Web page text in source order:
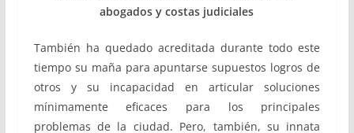
abogados y costas judiciales
También ha quedado acreditada durante todo este
tiempo su maña para apuntarse supuestos logros de
otros y su incapacidad en articular soluciones
mínimamente eficaces para los principales
problemas de la ciudad. Pero, también, su innata